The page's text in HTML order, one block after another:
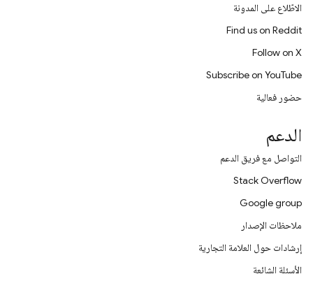
الاطّلاع على المدونة
Find us on Reddit
Follow on X
Subscribe on YouTube
حضور فعالية
الدعم
التواصل مع فريق الدعم
Stack Overflow
Google group
ملاحظات الإصدار
إرشادات حول العلامة التجارية
الأسئلة الشائعة